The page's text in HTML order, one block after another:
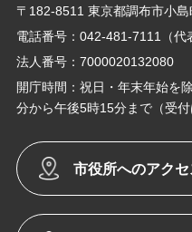
〒182-8511 東京都調布市小島
電話番号：042-481-7111（代
法人番号：7000020132080
開庁時間：祝日・年末年始を
分から午後5時15分まで（受付
市役所へのアクセ